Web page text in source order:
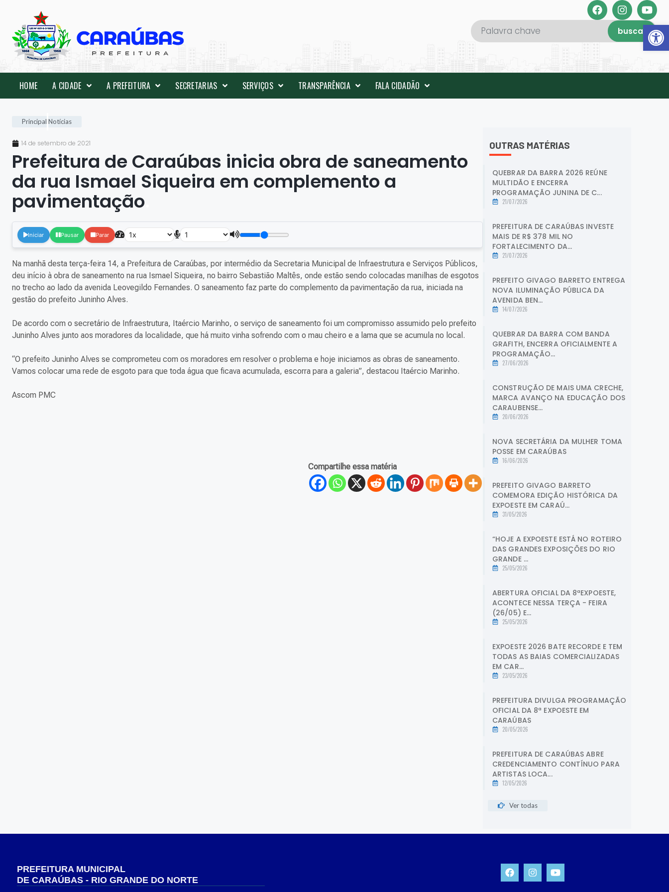
Abrir
buscar
HOME A CIDADE A PREFEITURA SECRETARIAS SERVIÇOS TRANSPARÊNCIA FALA CIDADÃO
Principal Notícias
14 de setembro de 2021
Prefeitura de Caraúbas inicia obra de saneamento
da rua Ismael Siqueira em complemento a
pavimentação
Iniciar Pausar Parar
Na manhã desta terça-feira 14, a Prefeitura de Caraúbas, por intermédio da Secretaria Municipal de Infraestrutura e Serviços Públicos,
deu início à obra de saneamento na rua Ismael Siqueira, no bairro Sebastião Maltês, onde estão sendo colocadas manilhas de esgotos
no trecho ao lado da avenida Leovegildo Fernandes. O saneamento faz parte do complemento da pavimentação da rua, iniciada na
gestão do prefeito Juninho Alves.
De acordo com o secretário de Infraestrutura, Itaércio Marinho, o serviço de saneamento foi um compromisso assumido pelo prefeito
Juninho Alves junto aos moradores da localidade, que há muito vinha sofrendo com o mau cheiro e a lama que se acumula no local.
“O prefeito Juninho Alves se comprometeu com os moradores em resolver o problema e hoje iniciamos as obras de saneamento.
Vamos colocar uma rede de esgoto para que toda água que ficava acumulada, escorra para a galeria”, destacou Itaércio Marinho.
Ascom PMC
Compartilhe essa matéria
OUTRAS MATÉRIAS
QUEBRAR DA BARRA 2026 REÚNE
MULTIDÃO E ENCERRA
PROGRAMAÇÃO JUNINA DE C...
21/07/2026
PREFEITURA DE CARAÚBAS INVESTE
MAIS DE R$ 378 MIL NO
FORTALECIMENTO DA...
21/07/2026
PREFEITO GIVAGO BARRETO ENTREGA
NOVA ILUMINAÇÃO PÚBLICA DA
AVENIDA BEN...
14/07/2026
QUEBRAR DA BARRA COM BANDA
GRAFITH, ENCERRA OFICIALMENTE A
PROGRAMAÇÃO...
27/06/2026
CONSTRUÇÃO DE MAIS UMA CRECHE,
MARCA AVANÇO NA EDUCAÇÃO DOS
CARAUBENSE...
20/06/2026
NOVA SECRETÁRIA DA MULHER TOMA
POSSE EM CARAÚBAS
16/06/2026
PREFEITO GIVAGO BARRETO
COMEMORA EDIÇÃO HISTÓRICA DA
EXPOESTE EM CARAÚ...
31/05/2026
“HOJE A EXPOESTE ESTÁ NO ROTEIRO
DAS GRANDES EXPOSIÇÕES DO RIO
GRANDE ...
25/05/2026
ABERTURA OFICIAL DA 8ªEXPOESTE,
ACONTECE NESSA TERÇA - FEIRA
(26/05) E...
25/05/2026
EXPOESTE 2026 BATE RECORDE E TEM
TODAS AS BAIAS COMERCIALIZADAS
EM CAR...
23/05/2026
PREFEITURA DIVULGA PROGRAMAÇÃO
OFICIAL DA 8ª EXPOESTE EM
CARAÚBAS
20/05/2026
PREFEITURA DE CARAÚBAS ABRE
CREDENCIAMENTO CONTÍNUO PARA
ARTISTAS LOCA...
12/05/2026
Ver todas
PREFEITURA MUNICIPAL
DE CARAÚBAS - RIO GRANDE DO NORTE